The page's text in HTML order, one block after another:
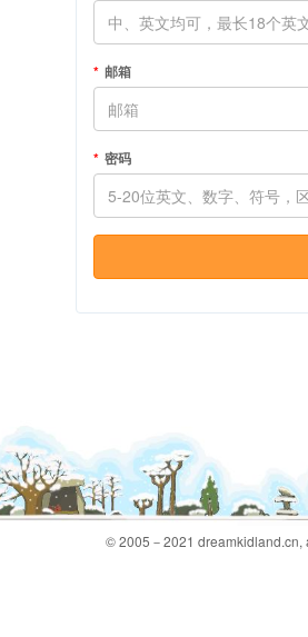
邮箱
密码
© 2005－2021 dreamkidland.cn,